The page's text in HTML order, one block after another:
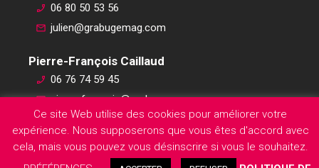
06 80 50 53 56
julien@grabugemag.com
Pierre-François Caillaud
06 76 74 59 45
pierre-francois@grabugemag.com
Mentions légales
Ce site Web utilise des cookies pour améliorer votre
expérience. Nous supposerons que vous êtes d'accord avec
cela, mais vous pouvez vous désinscrire si vous le souhaitez.